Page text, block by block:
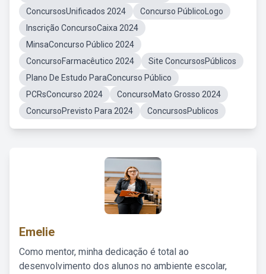
ConcursosUnificados 2024
Concurso PúblicoLogo
Inscrição ConcursoCaixa 2024
MinsaConcurso Público 2024
ConcursoFarmacêutico 2024
Site ConcursosPúblicos
Plano De Estudo ParaConcurso Público
PCRsConcurso 2024
ConcursoMato Grosso 2024
ConcursoPrevisto Para 2024
ConcursosPublicos
Emelie
Como mentor, minha dedicação é total ao
desenvolvimento dos alunos no ambiente escolar,